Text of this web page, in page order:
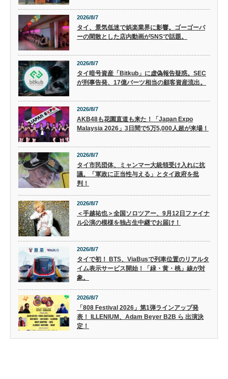
2026/8/7
タイ、景気低迷で娯楽業界に影響。ゴーゴーバ
ーの閑散とした店内動画がSNSで話題。
2026/8/7
タイ暗号資産「Bitkub」に虚偽報告疑惑。SEC
が刑事告発、17億バーツ相当の顧客資産流出。
2026/8/7
AKB48も花園直道も来た！「Japan Expo
Malaysia 2026」3日間で5万5,000人超が来場！
2026/8/7
タイ市民団体、ミャンマー大統領受け入れに抗
議。「軍政に正当性与える」とタイ政府を批
判！
2026/8/7
＜手越祐也＞全国ソロツアー、9月12日ファイナ
ル公演の模様を独占生中継でお届け！
2026/8/7
タイで初！ BTS、ViaBusで列車位置のリアルタ
イム表示サービス開始！「緑・黄・桃」線が対
象。
2026/8/7
「808 Festival 2026」第1弾ラインアップ発
表！ ILLENIUM、Adam Beyer B2B ら 出演決
定！